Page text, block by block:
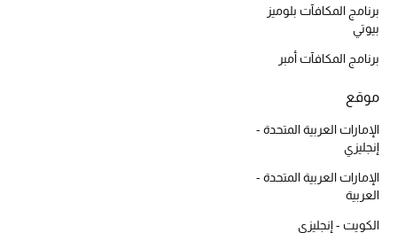
مستحضرات الاستحمام والعناية بالجسم
هدايا
مجموعة الجمال
برنامج المكافآت بلوميز
بيوتي
برنامج المكافآت أمبر
موقع
الإمارات العربية المتحدة -
إنجليزي
الإمارات العربية المتحدة -
العربية
الكويت - إنجليزي